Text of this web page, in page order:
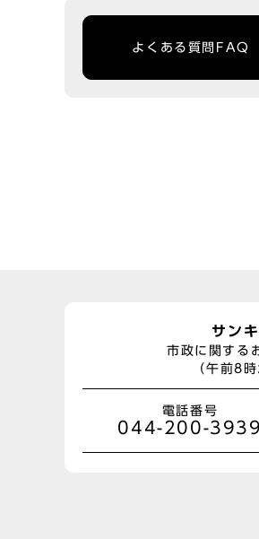
よくある質問FAQ
サン
市政に関する
（午前8
電話番号
044-200-3939